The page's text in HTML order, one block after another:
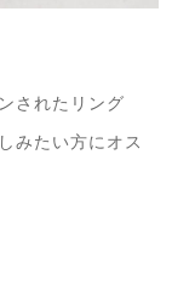
されたリング
みたい方にオス